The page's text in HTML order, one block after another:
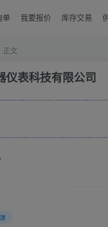
单 我要报价 库存交易
正文
仪表科技有限公司